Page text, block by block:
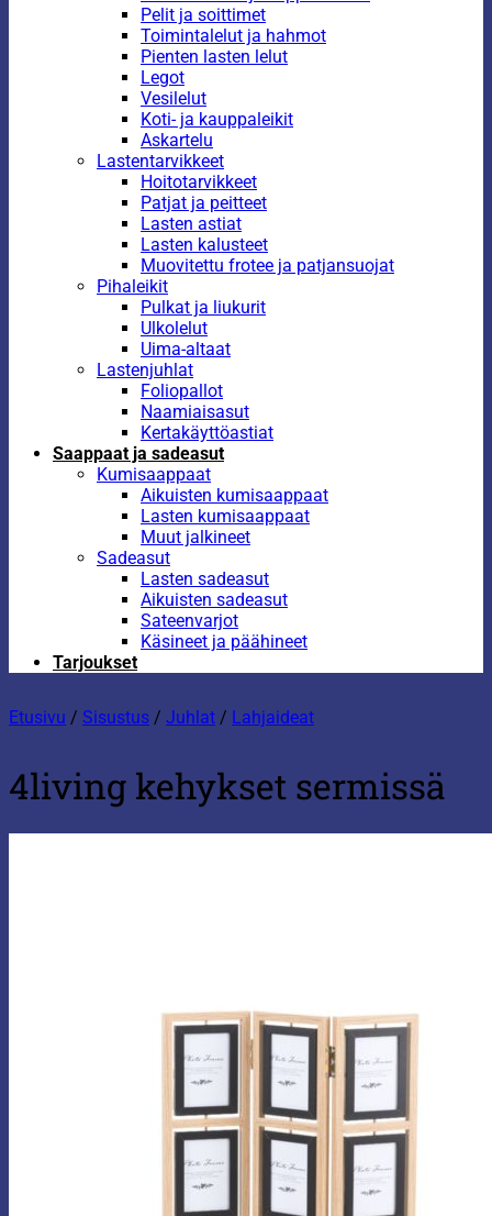
Pelit ja soittimet
Toimintalelut ja hahmot
Pienten lasten lelut
Legot
Vesilelut
Koti- ja kauppaleikit
Askartelu
Lastentarvikkeet
Hoitotarvikkeet
Patjat ja peitteet
Lasten astiat
Lasten kalusteet
Muovitettu frotee ja patjansuojat
Pihaleikit
Pulkat ja liukurit
Ulkolelut
Uima-altaat
Lastenjuhlat
Foliopallot
Naamiaisasut
Kertakäyttöastiat
Saappaat ja sadeasut
Kumisaappaat
Aikuisten kumisaappaat
Lasten kumisaappaat
Muut jalkineet
Sadeasut
Lasten sadeasut
Aikuisten sadeasut
Sateenvarjot
Käsineet ja päähineet
Tarjoukset
Etusivu / Sisustus / Juhlat / Lahjaideat
4living kehykset sermissä